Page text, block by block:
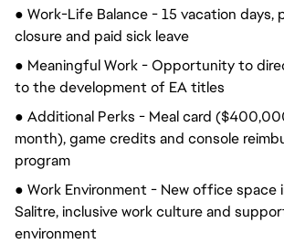
● Work-Life Balance - 15 vacation days,
closure and paid sick leave
● Meaningful Work - Opportunity to
to the development of EA titles
● Additional Perks - Meal card
month), game credits and console
program
● Work Environment - New office space
Salitre, inclusive work culture and
environment